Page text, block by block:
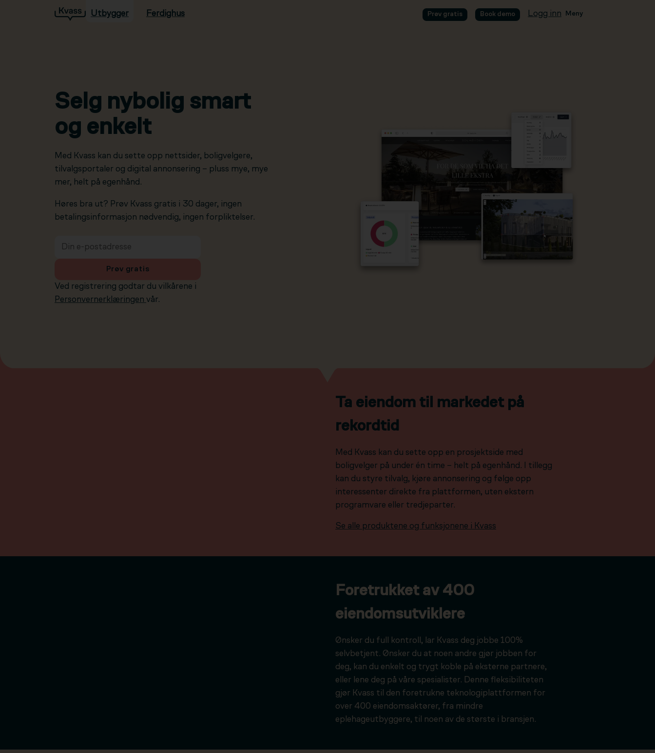
Hopp til hovedinnholdUtbygger Ferdighus Prøv gratis Book demo Logg inn Meny
Selg nybolig smart
og enkelt
Med Kvass kan du sette opp nettsider, boligvelgere,
tilvalgsportaler og digital annonsering – pluss mye, mye
mer, helt på egenhånd.
Høres bra ut? Prøv Kvass gratis i 30 dager, ingen
betalingsinformasjon nødvendig, ingen forpliktelser.
Ved registrering godtar du vilkårene i
Personvernerklæringen vår.
Prøv gratis
Ta eiendom til markedet på
rekordtid
Med Kvass kan du sette opp en prosjektside med
boligvelger på under én time – helt på egenhånd. I tillegg
kan du styre tilvalg, kjøre annonsering og følge opp
interessenter direkte fra plattformen, uten ekstern
programvare eller tredjeparter.
Se alle produktene og funksjonene i Kvass
Foretrukket av 400
eiendomsutviklere
Ønsker du full kontroll, lar Kvass deg jobbe 100%
selvbetjent. Ønsker du at noen andre gjør jobben for
deg, kan du enkelt og trygt koble på eksterne partnere,
eller lene deg på våre spesialister. Denne fleksibiliteten
gjør Kvass til den foretrukne teknologiplattformen for
over 400 eiendomsaktører, fra mindre
eplehageutbyggere, til noen av de største i bransjen.